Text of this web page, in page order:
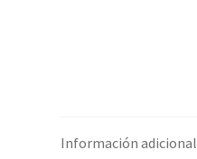
Información adicional